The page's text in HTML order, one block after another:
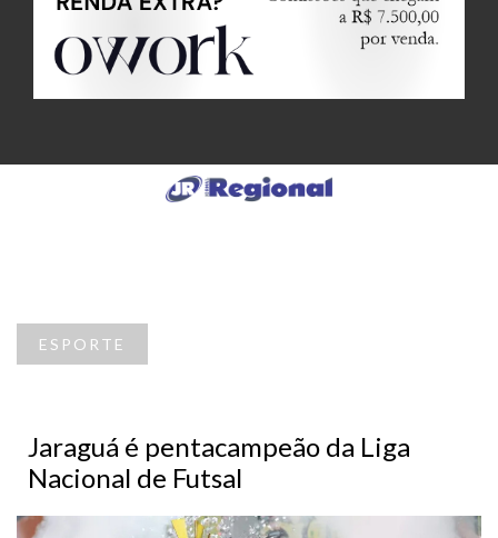
ESPORTE
Jaraguá é pentacampeão da Liga
Nacional de Futsal